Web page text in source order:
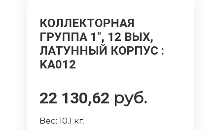
КОЛЛЕКТОРНАЯ
ГРУППА 1", 12 ВЫХ,
ЛАТУННЫЙ КОРПУС :
KA012
22 130,62 руб.
Вес:10.1 кг.